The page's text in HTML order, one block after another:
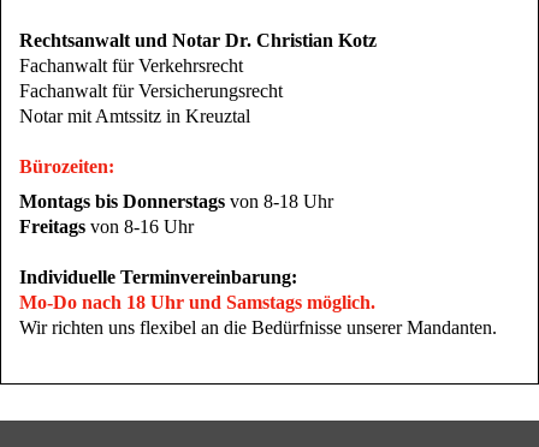
Rechtsanwalt und Notar Dr. Christian Kotz
Fachanwalt für Verkehrsrecht
Fachanwalt für Versicherungsrecht
Notar mit Amtssitz in Kreuztal
Bürozeiten:
Montags bis Donnerstags von 8-18 Uhr
Freitags von 8-16 Uhr
Individuelle Terminvereinbarung:
Mo-Do nach 18 Uhr und Samstags möglich.
Wir richten uns flexibel an die Bedürfnisse unserer Mandanten.